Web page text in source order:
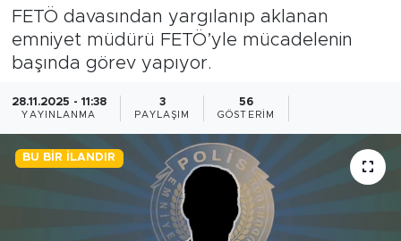
FETÖ davasından yargılanıp aklanan
emniyet müdürü FETÖ’yle mücadelenin
başında görev yapıyor.
28.11.2025 - 11:38
YAYINLANMA
3
PAYLAŞIM
56
GÖSTERIM
BU BIR İLANDIR
DÜNYA
BİLİM-TEKNOLOJİ
Tüm Manşetler